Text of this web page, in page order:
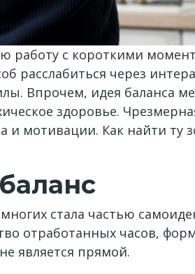
работу с короткими
расслабиться через
Впрочем, идея баланса
здоровье.
и мотивации. Как найти ту
стала частью
отработанных часов,
является прямой.